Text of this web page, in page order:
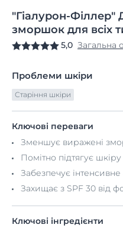
"Гіалурон-Філлер"
зморшок для всіх
5,0 Загальна
Проблеми шкіри
Старіння шкіри
Ключові переваги
Зменшує виражені
Помітно підтягує шкіру
Забезпечує
Захищає з SPF 30 від
Ключові інгредієнти